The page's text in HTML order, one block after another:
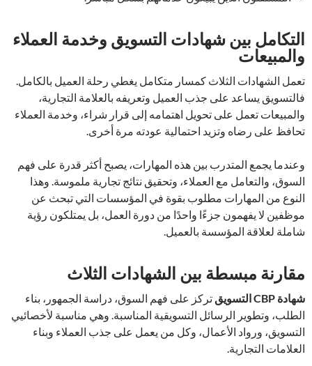
التكامل بين شهادات التسويق وخدمة العملاء
والمبيعات
تعمل الشهادات الثلاث كمسار متكامل يغطي رحلة العميل بالكامل.
فالتسويق يساعد على جذب العميل وتعريفه بالعلامة التجارية،
والمبيعات تعمل على تحويل اهتمامه إلى قرار شراء، وخدمة العملاء
تحافظ على رضاه وتزيد احتمالية عودته مرة أخرى.
وعندما يجمع المتدرب بين هذه المهارات، يصبح أكثر قدرة على فهم
السوق، والتعامل مع العملاء، وتحقيق نتائج تجارية ملموسة. وهذا
النوع من المهارات مطلوب بقوة في المؤسسات التي تبحث عن
موظفين لا يفهمون جزءًا واحدًا من دورة العمل، بل يمتلكون رؤية
شاملة لعلاقة المؤسسة بالعميل.
مقارنة مبسطة بين الشهادات الثلاث
شهادة CBP التسويق
تركز على فهم السوق، دراسة الجمهور، بناء
الطلب، وتطوير الرسائل التسويقية المناسبة. وهي مناسبة لأخصائيي
التسويق، ورواد الأعمال، وكل من يعمل على جذب العملاء وبناء
العلامات التجارية.